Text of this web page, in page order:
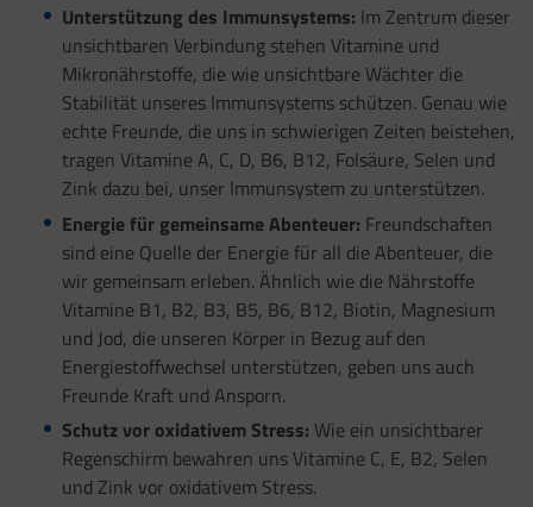
Unterstützung des Immunsystems: Im Zentrum dieser
unsichtbaren Verbindung stehen Vitamine und
Mikronährstoffe, die wie unsichtbare Wächter die
Stabilität unseres Immunsystems schützen. Genau wie
echte Freunde, die uns in schwierigen Zeiten beistehen,
tragen Vitamine A, C, D, B6, B12, Folsäure, Selen und
Zink dazu bei, unser Immunsystem zu unterstützen.
Energie für gemeinsame Abenteuer: Freundschaften
sind eine Quelle der Energie für all die Abenteuer, die
wir gemeinsam erleben. Ähnlich wie die Nährstoffe
Vitamine B1, B2, B3, B5, B6, B12, Biotin, Magnesium
und Jod, die unseren Körper in Bezug auf den
Energiestoffwechsel unterstützen, geben uns auch
Freunde Kraft und Ansporn.
Schutz vor oxidativem Stress: Wie ein unsichtbarer
Regenschirm bewahren uns Vitamine C, E, B2, Selen
und Zink vor oxidativem Stress.